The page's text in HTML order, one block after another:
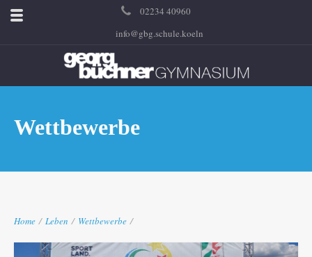
02234 40960
info@gbg.schule.koeln
Wettbewerbe
Home / Leben / Wettbewerbe /